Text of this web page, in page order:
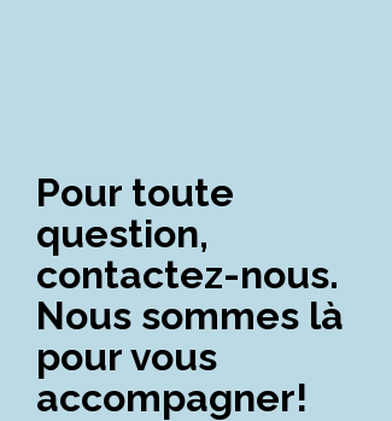
Pour toute
question,
contactez-nous.
Nous sommes là
pour vous
accompagner!